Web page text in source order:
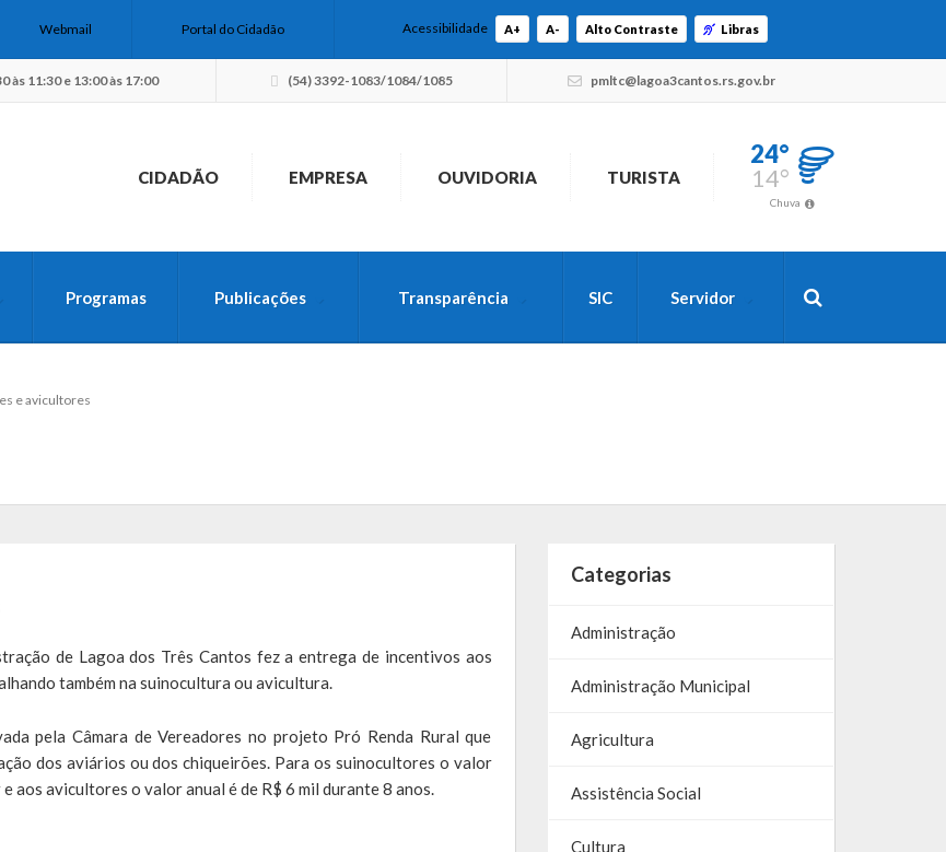
Webmail Portal do Cidadão Acessibilidade A+ A- Alto Contraste Libras
às 11:30 e 13:00 às 17:00 (54) 3392-1083/1084/1085 pmltc@lagoa3cantos.rs.gov.br
CIDADÃO EMPRESA OUVIDORIA TURISTA
24°
14°
Chuva
Programas Publicações Transparência SIC Servidor
e avicultores
de Lagoa dos Três Cantos fez a entrega de incentivos aos
também na suinocultura ou avicultura.
pela Câmara de Vereadores no projeto Pró Renda Rural que
dos aviários ou dos chiqueirões. Para os suinocultores o valor
aos avicultores o valor anual é de R$ 6 mil durante 8 anos.
Categorias
Administração
Administração Municipal
Agricultura
Assistência Social
Cultura